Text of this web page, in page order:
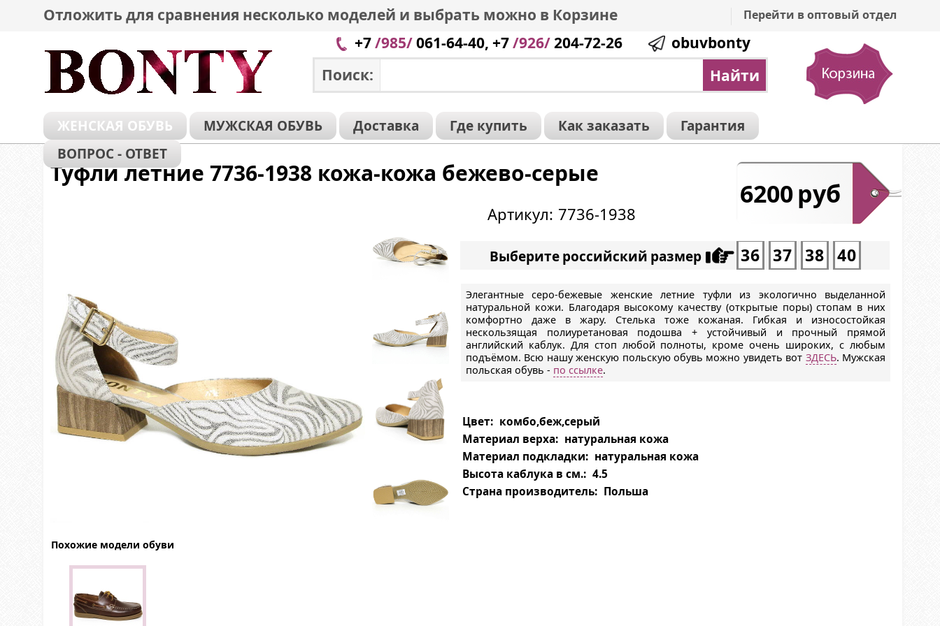
Отложить для сравнения несколько моделей и выбрать можно в Корзине Перейти в оптовый отдел
+7/985/061-64-40, +7/926/204-72-26
obuvbonty
Поиск:
ЖЕНСКАЯ ОБУВЬ МУЖСКАЯ ОБУВЬ Доставка Где купить Как заказать
Гарантия
ВОПРОС - ОТВЕТ
Похожие модели обуви
Туфли летние 7736-1938 кожа-кожа бежево-серые
Артикул: 7736-1938
6200 руб
Выберите российский размер 36 37 38 40
Элегантные серо-бежевые женские летние туфли из экологично выделанной
натуральной кожи. Благодаря высокому качеству (открытые поры) стопам в них
комфортно даже в жару. Стелька тоже кожаная. Гибкая и износостойкая
нескользящая полиуретановая подошва + устойчивый и прочный прямой
английский каблук. Для стоп любой полноты, кроме очень широких, с любым
подъёмом. Всю нашу женскую польскую обувь можно увидеть вот ЗДЕСЬ. Мужская
польская обувь - по ссылке.
Цвет: комбо,беж,серый
Материал верха: натуральная кожа
Материал подкладки: натуральная кожа
Высота каблука в см.: 4.5
Страна производитель: Польша